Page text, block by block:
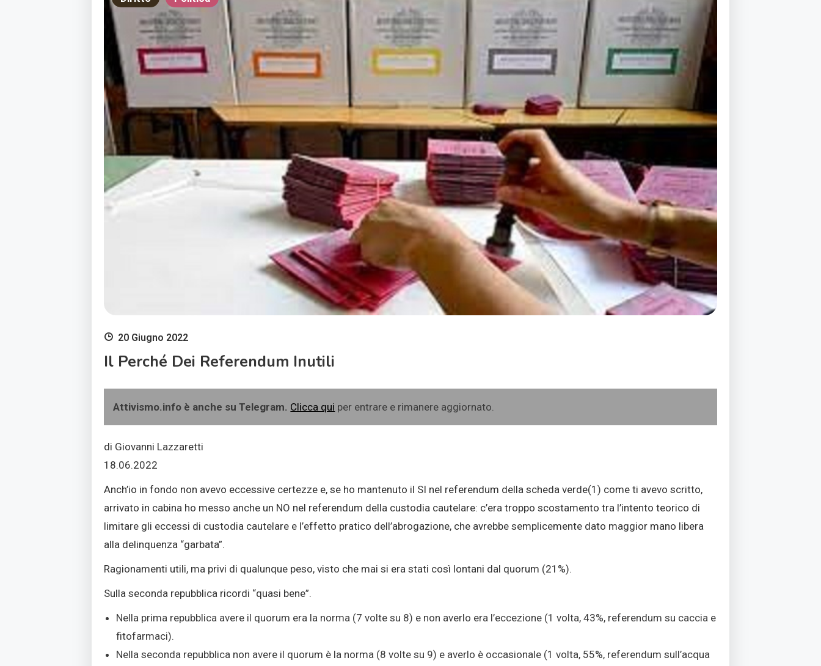
20 Giugno 2022
Il Perché Dei Referendum Inutili
Attivismo.info è anche su Telegram. Clicca qui per entrare e rimanere aggiornato.
di Giovanni Lazzaretti
18.06.2022
Anch’io in fondo non avevo eccessive certezze e, se ho mantenuto il SI nel referendum della scheda verde(1) come ti avevo scritto,
arrivato in cabina ho messo anche un NO nel referendum della custodia cautelare: c’era troppo scostamento tra l’intento teorico di
limitare gli eccessi di custodia cautelare e l’effetto pratico dell’abrogazione, che avrebbe semplicemente dato maggior mano libera
alla delinquenza “garbata”.
Ragionamenti utili, ma privi di qualunque peso, visto che mai si era stati così lontani dal quorum (21%).
Sulla seconda repubblica ricordi “quasi bene”.
Nella prima repubblica avere il quorum era la norma (7 volte su 8) e non averlo era l’eccezione (1 volta, 43%, referendum su caccia e
fitofarmaci).
Nella seconda repubblica non avere il quorum è la norma (8 volte su 9) e averlo è occasionale (1 volta, 55%, referendum sull’acqua